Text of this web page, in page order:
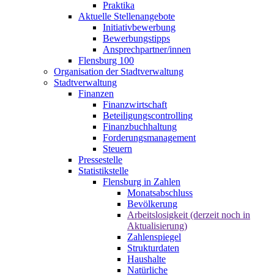
Praktika
Aktuelle Stellenangebote
Initiativbewerbung
Bewerbungstipps
Ansprechpartner/innen
Flensburg 100
Organisation der Stadtverwaltung
Stadtverwaltung
Finanzen
Finanzwirtschaft
Beteiligungscontrolling
Finanzbuchhaltung
Forderungsmanagement
Steuern
Pressestelle
Statistikstelle
Flensburg in Zahlen
Monatsabschluss
Bevölkerung
Arbeitslosigkeit (derzeit noch in
Aktualisierung)
Zahlenspiegel
Strukturdaten
Haushalte
Natürliche